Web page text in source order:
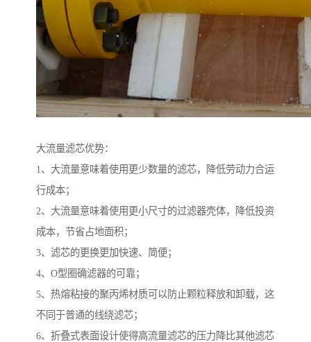
大流量滤芯优势：
1、大流量意味着使用更少数量的滤芯，降低劳动力合运
行成本；
2、大流量意味着使用更小尺寸的过滤器壳体，降低投资
成本，节省占地面积；
3、滤芯的更换更加快速、简便；
4、O型圈确滤器的可靠；
5、热熔粘接的聚丙烯材质可以防止颗粒释放和卸载，这
不同于普通的线绕滤芯；
6、折叠式表面设计使得高流量滤芯的压力降比其他滤芯